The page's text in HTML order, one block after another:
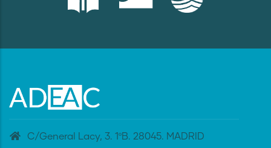
C/General Lacy, 3. 1ºB. 28045. MADRID